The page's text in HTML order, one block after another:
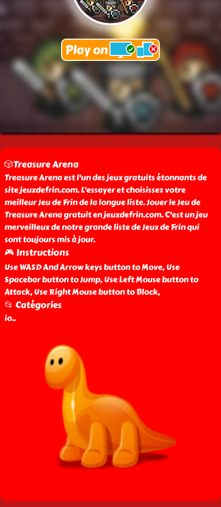
🎲Treasure Arena
Treasure Arena est l'un des jeux gratuits étonnants de
site jeuxdefrin.com. L'essayer et choisissez votre
meilleur Jeu de Frin de la longue liste. Jouer le Jeu de
Treasure Arena gratuit en jeuxdefrin.com. C'est un jeu
merveilleux de notre grande liste de Jeux de Frin qui
sont toujours mis à jour.
🎮 Instructions
Use WASD And Arrow keys button to Move, Use
Spacebar button to Jump, Use Left Mouse button to
Attack, Use Right Mouse button to Block,
📂 Catégories
io..